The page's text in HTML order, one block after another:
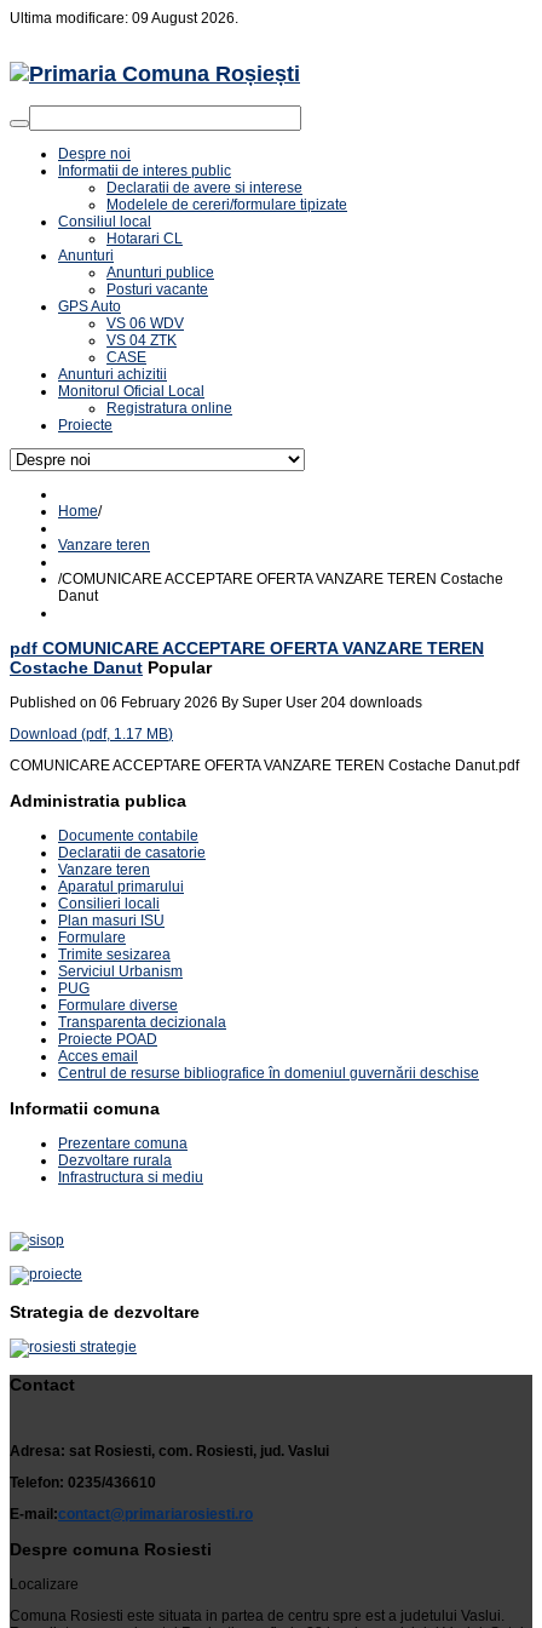
Ultima modificare: 09 August 2026.
Despre noi
Informatii de interes public
Declaratii de avere si interese
Modelele de cereri/formulare tipizate
Consiliul local
Hotarari CL
Anunturi
Anunturi publice
Posturi vacante
GPS Auto
VS 06 WDV
VS 04 ZTK
CASE
Anunturi achizitii
Monitorul Oficial Local
Registratura online
Proiecte
Home/
Vanzare teren
/COMUNICARE ACCEPTARE OFERTA VANZARE TEREN Costache
Danut
pdf COMUNICARE ACCEPTARE OFERTA VANZARE TEREN
Costache Danut Popular
Published on 06 February 2026 By Super User 204 downloads
Download (pdf, 1.17 MB)
COMUNICARE ACCEPTARE OFERTA VANZARE TEREN Costache Danut.pdf
Administratia publica
Documente contabile
Declaratii de casatorie
Vanzare teren
Aparatul primarului
Consilieri locali
Plan masuri ISU
Formulare
Trimite sesizarea
Serviciul Urbanism
PUG
Formulare diverse
Transparenta decizionala
Proiecte POAD
Acces email
Centrul de resurse bibliografice în domeniul guvernării deschise
Informatii comuna
Prezentare comuna
Dezvoltare rurala
Infrastructura si mediu
Strategia de dezvoltare
Contact
Adresa: sat Rosiesti, com. Rosiesti, jud. Vaslui
Telefon: 0235/436610
E-mail:contact@primariarosiesti.ro
Despre comuna Rosiesti
Localizare
Comuna Rosiesti este situata in partea de centru spre est a judetului Vaslui.